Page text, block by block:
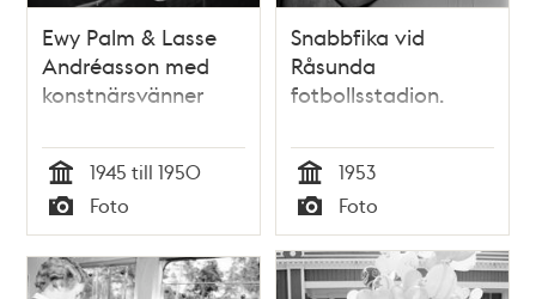
Ewy Palm & Lasse
Andréasson med
konstnärsvänner
Tid
1945 till 1950
Typ
Foto
Snabbfika vid
Råsunda
fotbollsstadion.
Tid
1953
Typ
Foto